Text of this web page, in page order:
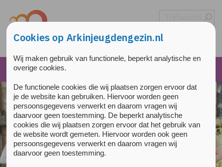
Cookies op Arkinjeugdengezin.nl
Wij maken gebruik van functionele, beperkt analytische en
overige cookies.
De functionele cookies die wij plaatsen zorgen ervoor dat
je de website kan gebruiken. Hiervoor worden geen
persoonsgegevens verwerkt en daarom vragen wij
daarvoor geen toestemming. De beperkt analytische
cookies die wij plaatsen zorgen ervoor dat het gebruik van
de website wordt gemeten. Hiervoor worden ook geen
persoonsgegevens verwerkt en daarom vragen wij
daarvoor geen toestemming.